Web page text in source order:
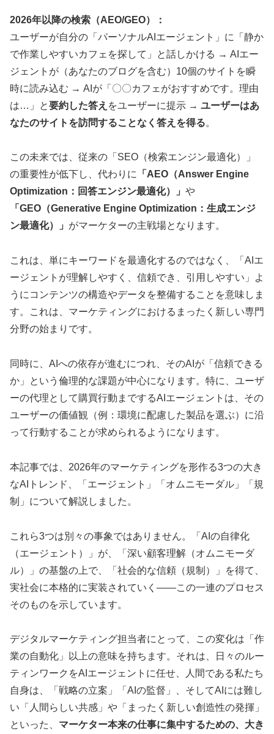
2026年以降の検索（AEO/GEO）：
ユーザーが自分の「パーソナルAIエージェント」に「静か
で作業しやすいカフェを探して」と話しかける → AIエー
ジェントが（あなたのブログを含む）10個のサイトを瞬
時に読み込む → AIが「〇〇カフェがおすすめです。理由
は…」と要約した答え をユーザーに提示 → ユーザーはあ
なたのサイトを訪問することなく答えを得る。
この未来では、従来の「SEO（検索エンジン最適化）」
の重要性が低下し、代わりに
「AEO（Answer Engine
Optimization：回答エンジン最適化）」 や
「GEO（Generative Engine Optimization：生成エンジ
ン最適化）」 がマーケターの主戦場となります。
これは、単にキーワードを最適化するのではなく、「AIエ
ージェントが理解しやすく、信頼でき、引用しやすい」よ
うにコンテンツの構造やデータを整備することを意味しま
す。これは、マーケティングにおけるまったく新しい専門
分野の始まりです。
同時に、AIへの依存が進むにつれ、そのAIが「信頼できる
か」という倫理的な課題が中心になります。特に、ユーザ
ーの代理として購買行動までするAIエージェントは、その
ユーザーの価値観（例：環境に配慮した製品を選ぶ）に沿
って行動することが求められるようになります。
本記事では、2026年のマーケティングを形作る3つの大き
なAIトレンド、「エージェント」「オムニモーダル」「規
制」について解説しました。
これら3つは別々の事象ではありません。「AIの自律化
（エージェント）」が、「深い顧客理解（オムニモーダ
ル）」の基盤の上で、「社会的な信頼（規制）」を得て、
実社会に本格的に実装されていく——この一連のプロセス
そのものを示しています。
デジタルマーケティング担当者にとって、この変化は「作
業の自動化」以上の意味を持ちます。それは、日々のルー
ティンワークをAIエージェントに任せ、人間である私たち
自身は、「戦略の立案」「AIの監督」、そしてAIには難し
い「人間らしい共感」や「まったく新しい創造性の発揮」
といった、 マーケター本来の仕事に集中するための、大き